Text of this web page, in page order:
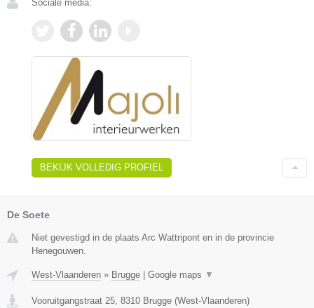
Sociale media:
BEKIJK VOLLEDIG PROFIEL
De Soete
Niet gevestigd in de plaats Arc Wattripont en in de provincie
Henegouwen.
West-Vlaanderen » Brugge Google maps ▼
Vooruitgangstraat 25, 8310 Brugge (West-Vlaanderen)